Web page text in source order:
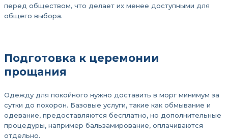
перед обществом, что делает их менее доступными для
общего выбора.
Подготовка к церемонии
прощания
Одежду для покойного нужно доставить в морг минимум за
сутки до похорон. Базовые услуги, такие как обмывание и
одевание, предоставляются бесплатно, но дополнительные
процедуры, например бальзамирование, оплачиваются
отдельно.